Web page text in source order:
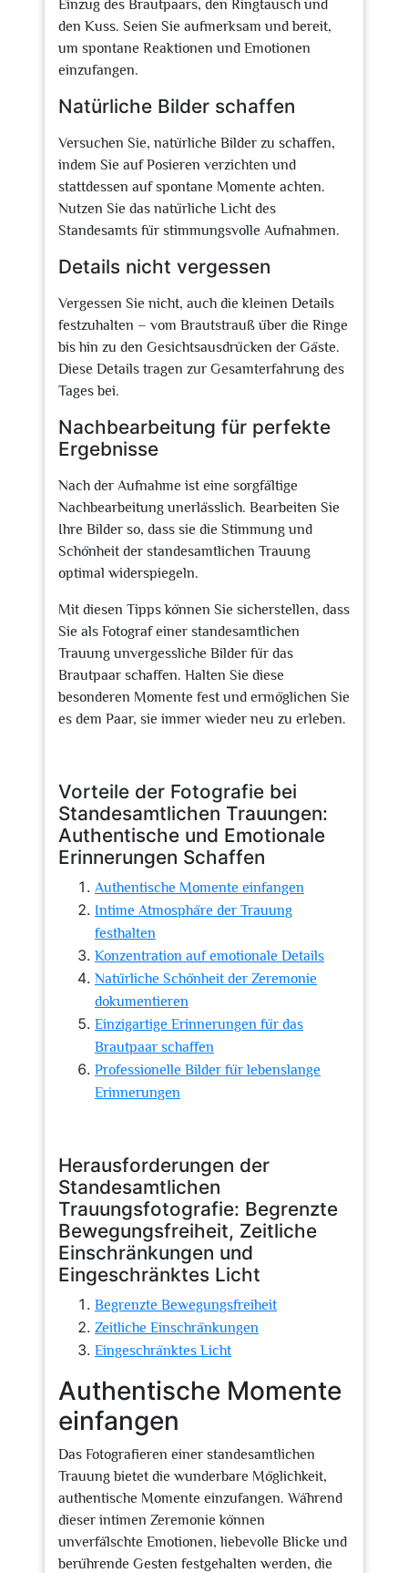
Einzug des Brautpaars, den Ringtausch und
den Kuss. Seien Sie aufmerksam und bereit,
um spontane Reaktionen und Emotionen
einzufangen.
Natürliche Bilder schaffen
Versuchen Sie, natürliche Bilder zu schaffen,
indem Sie auf Posieren verzichten und
stattdessen auf spontane Momente achten.
Nutzen Sie das natürliche Licht des
Standesamts für stimmungsvolle Aufnahmen.
Details nicht vergessen
Vergessen Sie nicht, auch die kleinen Details
festzuhalten – vom Brautstrauß über die Ringe
bis hin zu den Gesichtsausdrücken der Gäste.
Diese Details tragen zur Gesamterfahrung des
Tages bei.
Nachbearbeitung für perfekte
Ergebnisse
Nach der Aufnahme ist eine sorgfältige
Nachbearbeitung unerlässlich. Bearbeiten Sie
Ihre Bilder so, dass sie die Stimmung und
Schönheit der standesamtlichen Trauung
optimal widerspiegeln.
Mit diesen Tipps können Sie sicherstellen, dass
Sie als Fotograf einer standesamtlichen
Trauung unvergessliche Bilder für das
Brautpaar schaffen. Halten Sie diese
besonderen Momente fest und ermöglichen Sie
es dem Paar, sie immer wieder neu zu erleben.
Vorteile der Fotografie bei
Standesamtlichen Trauungen:
Authentische und Emotionale
Erinnerungen Schaffen
Authentische Momente einfangen
Intime Atmosphäre der Trauung
festhalten
Konzentration auf emotionale Details
Natürliche Schönheit der Zeremonie
dokumentieren
Einzigartige Erinnerungen für das
Brautpaar schaffen
Professionelle Bilder für lebenslange
Erinnerungen
Herausforderungen der
Standesamtlichen
Trauungsfotografie: Begrenzte
Bewegungsfreiheit, Zeitliche
Einschränkungen und
Eingeschränktes Licht
Begrenzte Bewegungsfreiheit
Zeitliche Einschränkungen
Eingeschränktes Licht
Authentische Momente
einfangen
Das Fotografieren einer standesamtlichen
Trauung bietet die wunderbare Möglichkeit,
authentische Momente einzufangen. Während
dieser intimen Zeremonie können
unverfälschte Emotionen, liebevolle Blicke und
berührende Gesten festgehalten werden, die